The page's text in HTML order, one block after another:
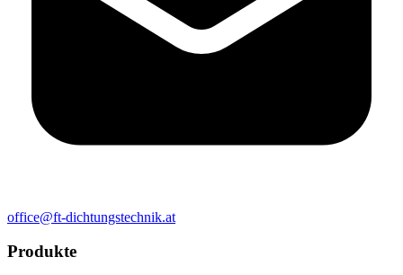
office@ft-dichtungstechnik.at
Produkte